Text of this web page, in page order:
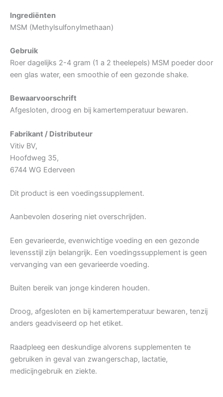
Ingrediënten
MSM (Methylsulfonylmethaan)
Gebruik
Roer dagelijks 2-4 gram (1 a 2 theelepels) MSM poeder door
een glas water, een smoothie of een gezonde shake.
Bewaarvoorschrift
Afgesloten, droog en bij kamertemperatuur bewaren.
Fabrikant / Distributeur
Vitiv BV,
Hoofdweg 35,
6744 WG Ederveen
Dit product is een voedingssupplement.
Aanbevolen dosering niet overschrijden.
Een gevarieerde, evenwichtige voeding en een gezonde
levensstijl zijn belangrijk. Een voedingssupplement is geen
vervanging van een gevarieerde voeding.
Buiten bereik van jonge kinderen houden.
Droog, afgesloten en bij kamertemperatuur bewaren, tenzij
anders geadviseerd op het etiket.
Raadpleeg een deskundige alvorens supplementen te
gebruiken in geval van zwangerschap, lactatie,
medicijngebruik en ziekte.